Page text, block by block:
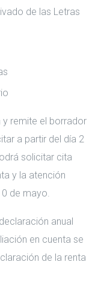
de las Letras
remite el borrador
a partir del día 2
solicitar cita
y la atención
de mayo.
anual
en cuenta se
de la renta